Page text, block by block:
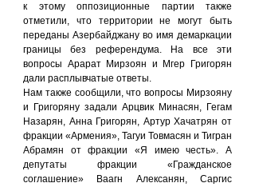
к этому оппозиционные партии также
отметили, что территории не могут быть
переданы Азербайджану во имя демаркации
границы без референдума. На все эти
вопросы Арарат Мирзоян и Мгер Григорян
дали расплывчатые ответы.
Нам также сообщили, что вопросы Мирзояну
и Григоряну задали Арцвик Минасян, Гегам
Назарян, Анна Григорян, Артур Хачатрян от
фракции «Армения», Тагуи Товмасян и Тигран
Абрамян от фракции «Я имею честь». А
депутаты фракции «Гражданское
соглашение» Ваагн Алексанян, Саргис